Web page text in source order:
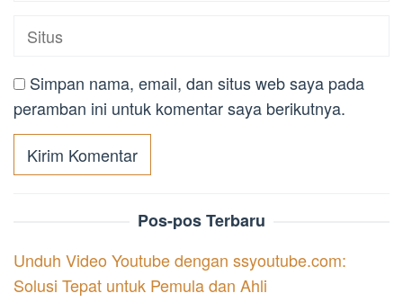
Simpan nama, email, dan situs web saya pada
peramban ini untuk komentar saya berikutnya.
Pos-pos Terbaru
Unduh Video Youtube dengan ssyoutube.com:
Solusi Tepat untuk Pemula dan Ahli